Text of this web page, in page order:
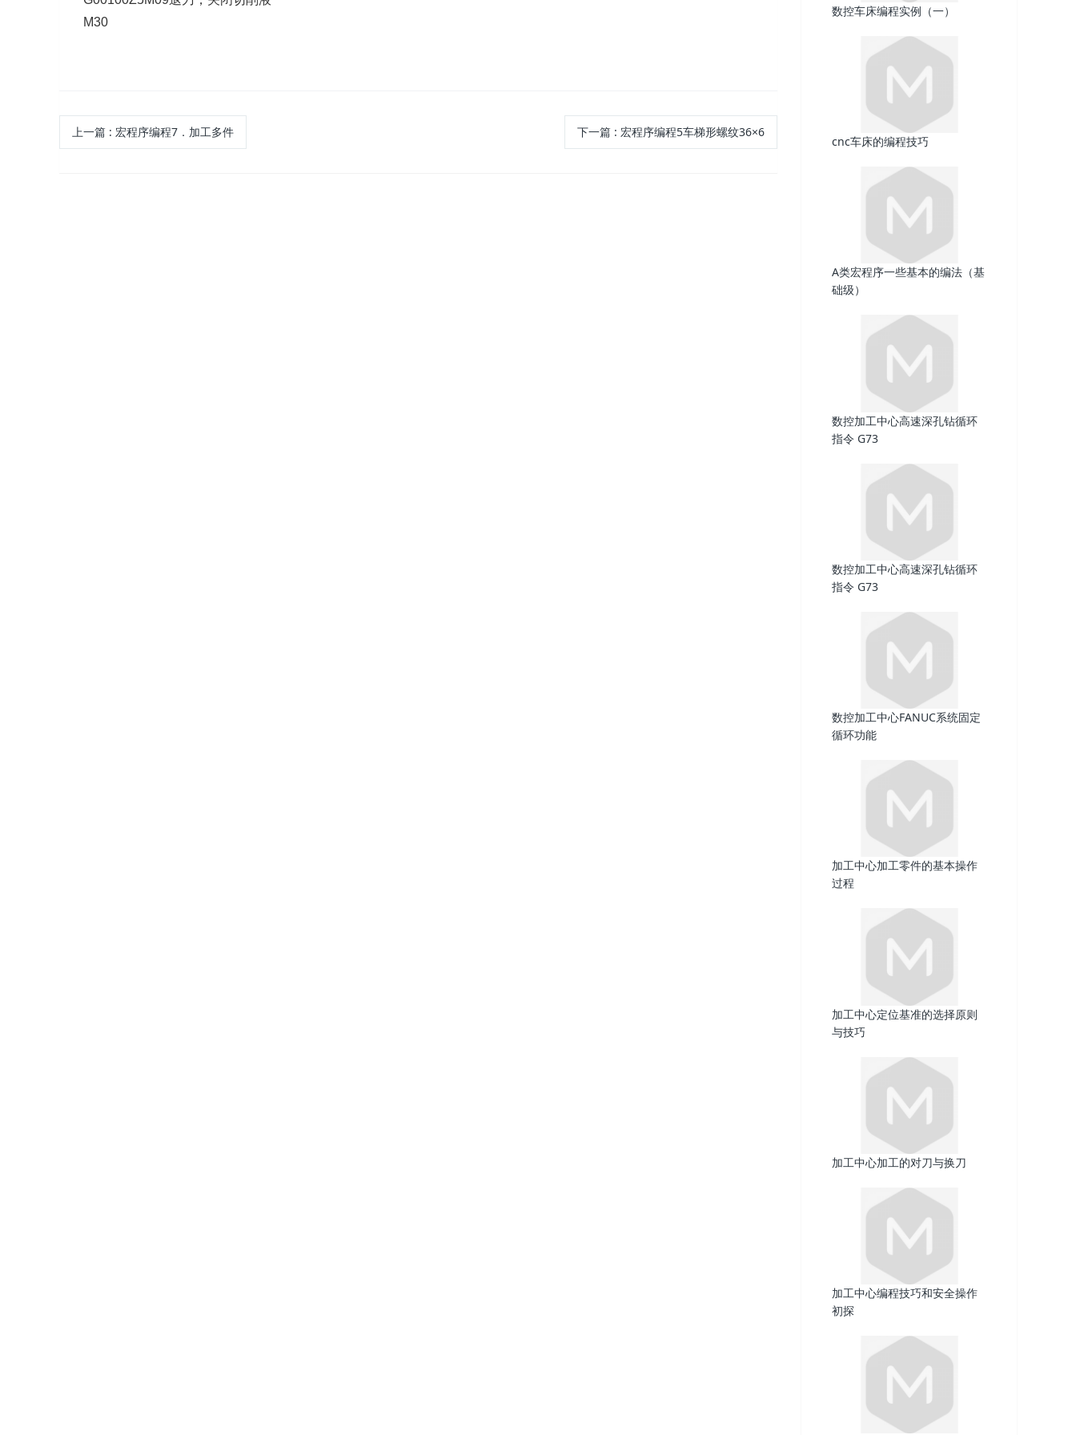
M30
上一篇: 宏程序编程7．加工多件 下一篇 : 宏程序编程5车梯形螺纹36×6
数控车床编程实例（一）
cnc车床的编程技巧
A类宏程序一些基本的编法（基
础级）
数控加工中心高速深孔钻循环
指令 G73
数控加工中心高速深孔钻循环
指令 G73
数控加工中心FANUC系统固定
循环功能
加工中心加工零件的基本操作
过程
加工中心定位基准的选择原则
与技巧
加工中心加工的对刀与换刀
加工中心编程技巧和安全操作
初探